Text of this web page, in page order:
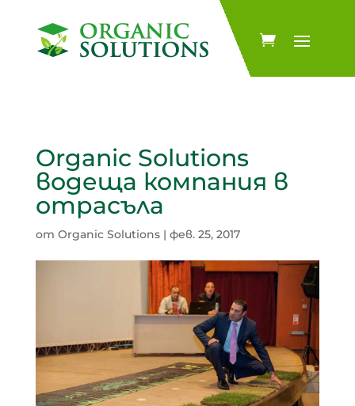
Organic Solutions
водеща компания в
отрасъла
от Organic Solutions| фев. 25, 2017